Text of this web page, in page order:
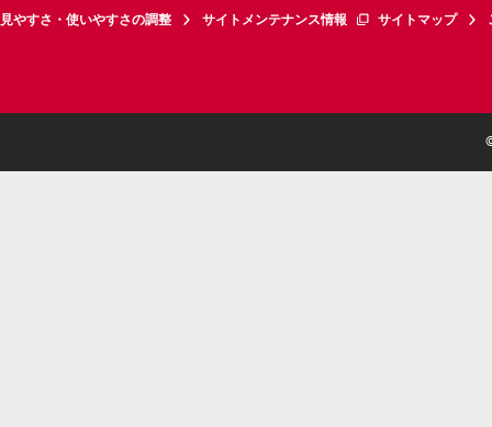
見やすさ・使いやすさの調整
サイトメンテナンス情報 サイトマップ